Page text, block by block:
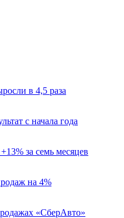
в 4,5 раза
с начала года
за семь месяцев
на 4%
«СберАвто»